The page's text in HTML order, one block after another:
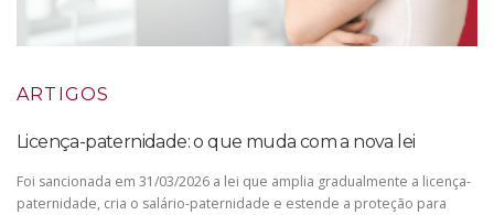
ARTIGOS
Licença-paternidade: o que muda com a nova lei
Foi sancionada em 31/03/2026 a lei que amplia gradualmente a licença-
paternidade, cria o salário-paternidade e estende a proteção para